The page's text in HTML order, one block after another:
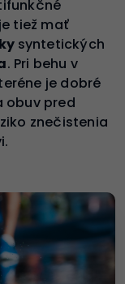
tiež mať
syntetických
. Pri behu v
je dobré
obuv pred
znečistenia